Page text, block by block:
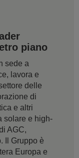
piano
sede a
lavora e
delle
di
e altri
solare e high-
AGC,
Il Gruppo è
Europa e